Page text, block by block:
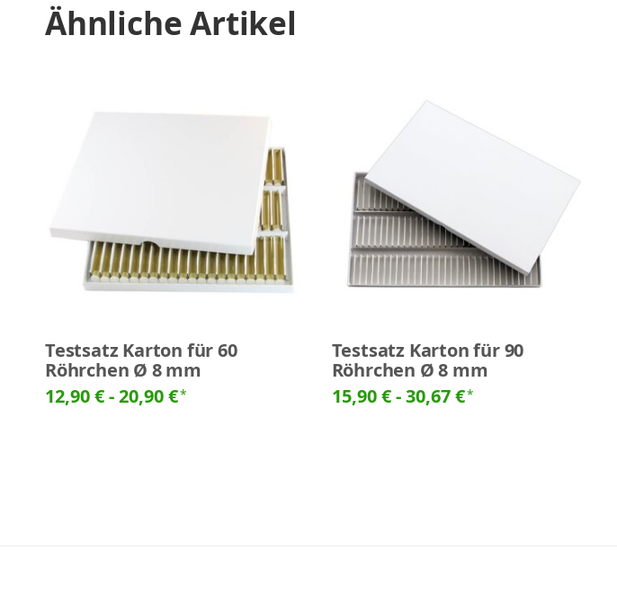
Ähnliche Artikel
Testsatz Karton für 60
Röhrchen Ø 8 mm
12,90 € -20,90 €*
Testsatz Karton für 90
Röhrchen Ø 8 mm
15,90 € -30,67 €*